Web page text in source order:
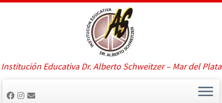
Saltar
Institución Educativa Dr. Alberto Schweitzer – Mar del Plata